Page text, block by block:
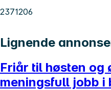
2371206
Lignende
Friår til høsten og
meningsfull jobb i